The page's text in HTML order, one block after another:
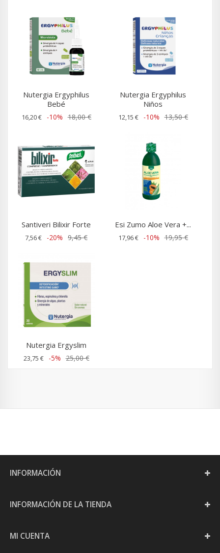
Nutergia Ergyphilus
Bebé
16,20 € -10% 18,00 €
Nutergia Ergyphilus
Niños
12,15 € -10% 13,50 €
Santiveri Bilixir Forte
7,56 € -20% 9,45 €
Esi Zumo Aloe Vera +...
17,96 € -10% 19,95 €
Nutergia Ergyslim
23,75 € -5% 25,00 €
INFORMACIÓN
INFORMACIÓN DE LA TIENDA
MI CUENTA